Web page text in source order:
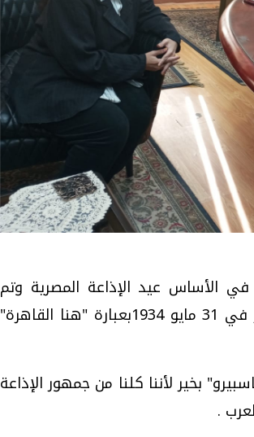
في الأساس عيد الإذاعة المصرية وتم
اعتباره عيدا الإعلاميين لمواكبته أول بث إعلامي بمصر في 31 مايو 1934بعبارة "هنا القاهرة"
بخير لأننا كلنا من جمهور الإذاعة
.